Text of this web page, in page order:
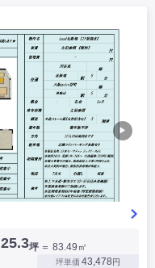
▶
25.3坪 ＝ 83.49㎡
坪単価 43,478円